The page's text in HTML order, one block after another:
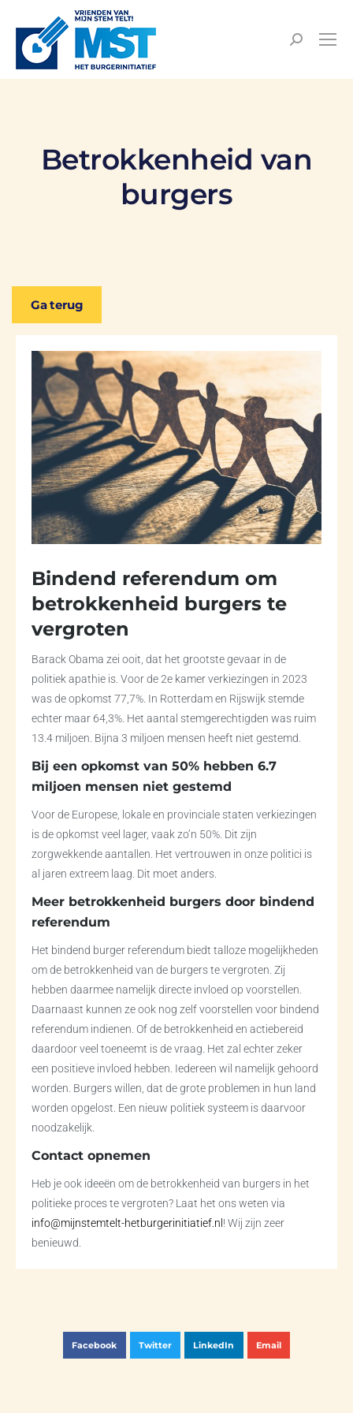
Betrokkenheid van
burgers
Ga terug
Bindend referendum om
betrokkenheid burgers te
vergroten
Barack Obama zei ooit, dat het grootste gevaar in de
politiek apathie is. Voor de 2e kamer verkiezingen in 2023
was de opkomst 77,7%. In Rotterdam en Rijswijk stemde
echter maar 64,3%. Het aantal stemgerechtigden was ruim
13.4 miljoen. Bijna 3 miljoen mensen heeft niet gestemd.
Bij een opkomst van 50% hebben 6.7
miljoen mensen niet gestemd
Voor de Europese, lokale en provinciale staten verkiezingen
is de opkomst veel lager, vaak zo’n 50%. Dit zijn
zorgwekkende aantallen. Het vertrouwen in onze politici is
al jaren extreem laag. Dit moet anders.
Meer betrokkenheid burgers door bindend
referendum
Het bindend burger referendum biedt talloze mogelijkheden
om de betrokkenheid van de burgers te vergroten. Zij
hebben daarmee namelijk directe invloed op voorstellen.
Daarnaast kunnen ze ook nog zelf voorstellen voor bindend
referendum indienen. Of de betrokkenheid en actiebereid
daardoor veel toeneemt is de vraag. Het zal echter zeker
een positieve invloed hebben. Iedereen wil namelijk gehoord
worden. Burgers willen, dat de grote problemen in hun land
worden opgelost. Een nieuw politiek systeem is daarvoor
noodzakelijk.
Contact opnemen
Heb je ook ideeën om de betrokkenheid van burgers in het
politieke proces te vergroten? Laat het ons weten via
info@mijnstemtelt-hetburgerinitiatief.nl ! Wij zijn zeer
benieuwd.
Facebook Twitter LinkedIn Email